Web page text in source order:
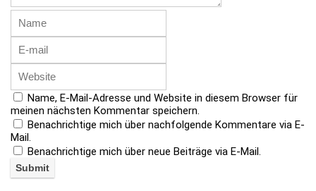
Name, E-Mail-Adresse und Website in diesem Browser für
meinen nächsten Kommentar speichern.
Benachrichtige mich über nachfolgende Kommentare via E-
Mail.
Benachrichtige mich über neue Beiträge via E-Mail.